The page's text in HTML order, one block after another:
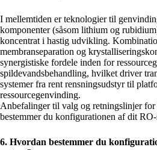
I mellemtiden er teknologier til
komponenter (såsom lithium og
koncentrat i hastig udvikling.
membranseparation og
synergistiske fordele inden for
spildevandsbehandling, hvilket driver
systemer fra rent rensningsudstyr til
ressourcegenvinding.
Anbefalinger til valg og retningslinjer for
bestemmer du konfigurationen af dit
6. Hvordan bestemmer du